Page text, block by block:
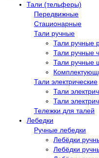
Тали (тельферы)
Передвижные
Стационарные
Тали ручные
Тали ручные
Тали ручные
Тали ручные
Тали электрические
Тали
Тали
Тележки для талей
Лебедки
Ручные лебедки
Лебёдки
Лебёдки